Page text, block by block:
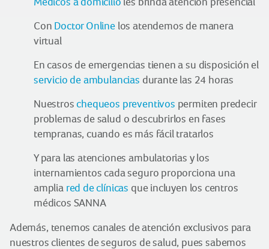
Con Doctor Onlinelos atendemos de manera
virtual
En casos de emergencias tienen a su disposición el
servicio de ambulancias durante las 24 horas
Nuestroschequeos preventivos permiten predecir
problemas de salud o descubrirlos en fases
tempranas, cuando es más fácil tratarlos
Y para las atenciones ambulatorias y los
internamientos cada seguro proporciona una
amplia red de clínicas que incluyen los centros
médicos SANNA
Además, tenemos canales de atención exclusivos para
nuestros clientes de seguros de salud, pues sabemos